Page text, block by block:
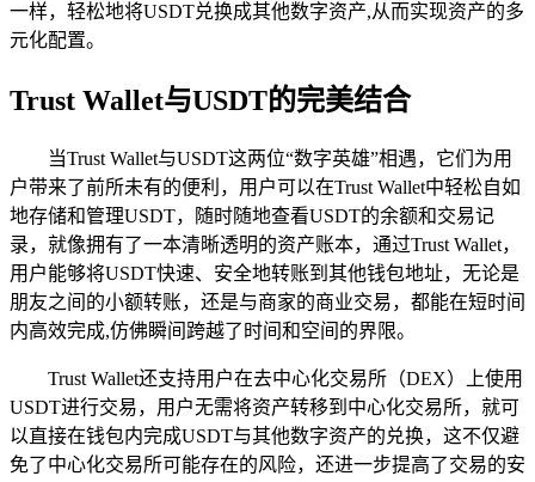
一样，轻松地将USDT兑换成其他数字资产,从而实现资产的多
元化配置。
Trust Wallet与USDT的完美结合
当Trust Wallet与USDT这两位“数字英雄”相遇，它们为用
户带来了前所未有的便利，用户可以在Trust Wallet中轻松自如
地存储和管理USDT，随时随地查看USDT的余额和交易记
录，就像拥有了一本清晰透明的资产账本，通过Trust Wallet，
用户能够将USDT快速、安全地转账到其他钱包地址，无论是
朋友之间的小额转账，还是与商家的商业交易，都能在短时间
内高效完成,仿佛瞬间跨越了时间和空间的界限。
Trust Wallet还支持用户在去中心化交易所（DEX）上使用
USDT进行交易，用户无需将资产转移到中心化交易所，就可
以直接在钱包内完成USDT与其他数字资产的兑换，这不仅避
免了中心化交易所可能存在的风险，还进一步提高了交易的安